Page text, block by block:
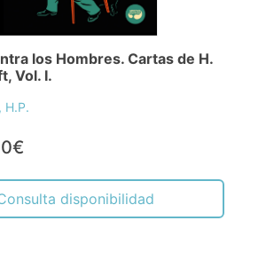
los Hombres. Cartas de H.
Vol. I.
H.P.
disponibilidad